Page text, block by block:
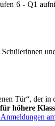
6 - Q1
Tür“, der in
höhere